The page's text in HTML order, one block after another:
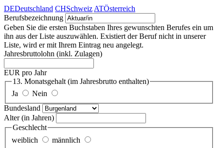
DEDeutschland CHSchweiz ATÖsterreich
Berufsbezeichnung
Geben Sie die ersten Buchstaben Ihres gewunschten Berufes ein um
ihn aus der Liste auszuwählen. Existiert der Beruf nicht in unserer
Liste, wird er mit Ihrem Eintrag neu angelegt.
Jahresbruttolohn (inkl. Zulagen)
EUR pro Jahr
13. Monatsgehalt (im Jahresbrutto enthalten)
Ja
Nein
Bundesland
Alter(in Jahren)
Geschlecht
weiblich
männlich